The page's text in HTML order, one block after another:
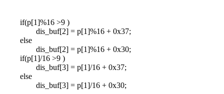
if(p[1]%16 >9 )
dis_buf[2] = p[1]%16 + 0x37;
else
dis_buf[2] = p[1]%16 + 0x30;
if(p[1]/16 >9 )
dis_buf[3] = p[1]/16 + 0x37;
else
dis_buf[3] = p[1]/16 + 0x30;